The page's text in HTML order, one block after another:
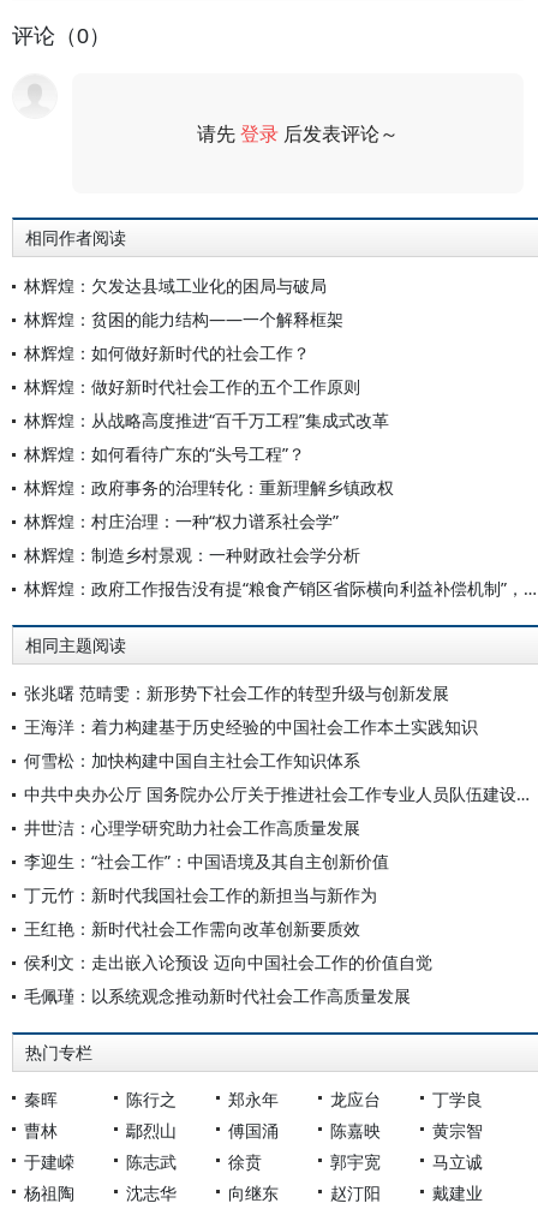
评论（0）
请先登录 后发表评论～
相同作者阅读
林辉煌：欠发达县域工业化的困局与破局
林辉煌：贫困的能力结构——一个解释框架
林辉煌：如何做好新时代的社会工作？
林辉煌：做好新时代社会工作的五个工作原则
林辉煌：从战略高度推进“百千万工程”集成式改革
林辉煌：如何看待广东的“头号工程”？
林辉煌：政府事务的治理转化：重新理解乡镇政权
林辉煌：村庄治理：一种“权力谱系社会学”
林辉煌：制造乡村景观：一种财政社会学分析
林辉煌：政府工作报告没有提“粮食产销区省际横向利益补偿机制”，意味着什么？
相同主题阅读
张兆曙 范晴雯：新形势下社会工作的转型升级与创新发展
王海洋：着力构建基于历史经验的中国社会工作本土实践知识
何雪松：加快构建中国自主社会工作知识体系
中共中央办公厅 国务院办公厅关于推进社会工作专业人员队伍建设的意见
井世洁：心理学研究助力社会工作高质量发展
李迎生：“社会工作”：中国语境及其自主创新价值
丁元竹：新时代我国社会工作的新担当与新作为
王红艳：新时代社会工作需向改革创新要质效
侯利文：走出嵌入论预设 迈向中国社会工作的价值自觉
毛佩瑾：以系统观念推动新时代社会工作高质量发展
热门专栏
秦晖 陈行之 郑永年 龙应台
丁学良
曹林
鄢烈山 傅国涌 陈嘉映
黄宗智
于建嵘
陈志武 徐贲 郭宇宽
马立诚
杨祖陶
沈志华 向继东 赵汀阳 戴建业